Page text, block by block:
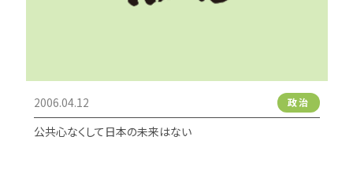
公共心なくして日本の未来はない
2006.04.12 政治